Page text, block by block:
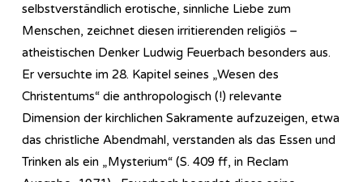
selbstverständlich erotische, sinnliche Liebe zum
Menschen, zeichnet diesen irritierenden religiös –
atheistischen Denker Ludwig Feuerbach besonders aus.
Er versuchte im 28. Kapitel seines „Wesen des
Christentums“ die anthropologisch (!) relevante
Dimension der kirchlichen Sakramente aufzuzeigen, etwa
das christliche Abendmahl, verstanden als das Essen und
Trinken als ein „Mysterium“ (S. 409 ff, in Reclam